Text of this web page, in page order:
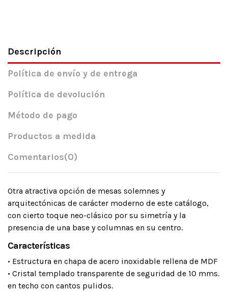
Descripción
Política de envío y de entrega
Política de devolución
Método de pago
Productos a medida
Comentarios(0)
Otra atractiva opción de mesas solemnes y
arquitectónicas de carácter moderno de este catálogo,
con cierto toque neo-clásico por su simetría y la
presencia de una base y columnas en su centro.
Características
• Estructura en chapa de acero inoxidable rellena de MDF
• Cristal templado transparente de seguridad de 10 mms.
en techo con cantos pulidos.